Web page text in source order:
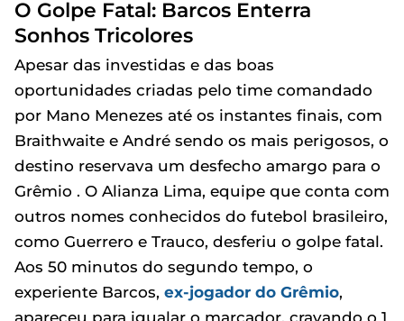
O Golpe Fatal: Barcos Enterra
Sonhos Tricolores
Apesar das investidas e das boas
oportunidades criadas pelo time comandado
por Mano Menezes até os instantes finais, com
Braithwaite e André sendo os mais perigosos, o
destino reservava um desfecho amargo para o
Grêmio . O Alianza Lima, equipe que conta com
outros nomes conhecidos do futebol brasileiro,
como Guerrero e Trauco, desferiu o golpe fatal.
Aos 50 minutos do segundo tempo, o
experiente Barcos, ex-jogador do Grêmio,
apareceu para igualar o marcador, cravando o 1